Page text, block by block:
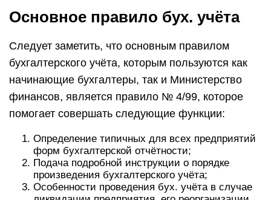
Основное правило бух. учёта
Следует заметить, что основным правилом
бухгалтерского учёта, которым пользуются как
начинающие бухгалтеры, так и Министерство
финансов, является правило № 4/99, которое
помогает совершать следующие функции:
Определение типичных для всех предприятий
форм бухгалтерской отчётности;
Подача подробной инструкции о порядке
произведения бухгалтерского учёта;
Особенности проведения бух. учёта в случае